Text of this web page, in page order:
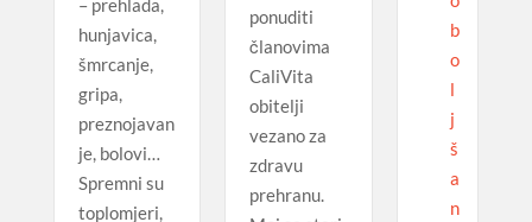
– prehlada,
hunjavica,
šmrcanje,
gripa,
preznojavan
je, bolovi…
Spremni su
toplomjeri,
ponuditi
članovima
CaliVita
obitelji
vezano za
zdravu
prehranu.
b
o
l
j
š
a
n